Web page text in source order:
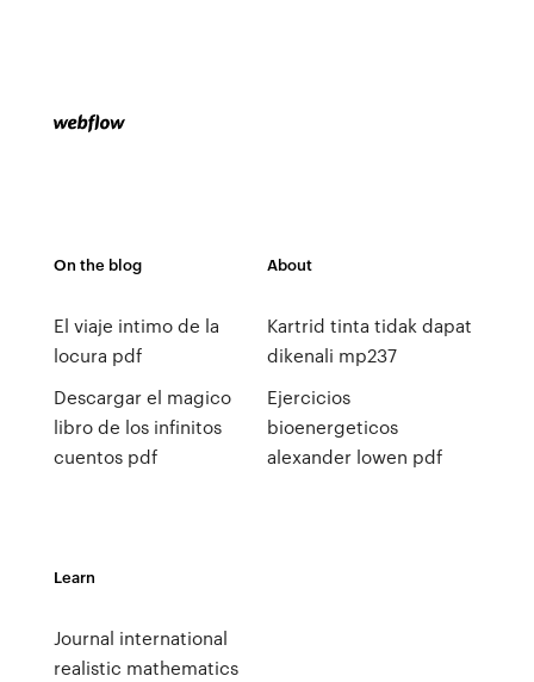
On the blog
El viaje intimo de la
locura pdf
Descargar el magico
libro de los infinitos
cuentos pdf
About
Kartrid tinta tidak dapat
dikenali mp237
Ejercicios
bioenergeticos
alexander lowen pdf
Learn
Journal international
realistic mathematics